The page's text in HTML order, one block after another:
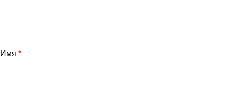
Имя *